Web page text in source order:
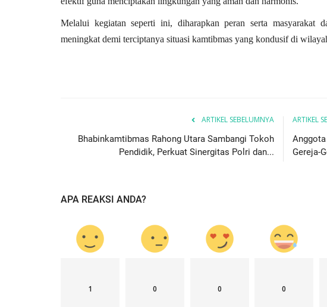
Melalui kegiatan seperti ini, diharapkan peran serta masyarakat
meningkat demi terciptanya situasi kamtibmas yang kondusif di
ARTIKEL SEBELUMNYA
Bhabinkamtibmas Rahong Utara Sambangi Tokoh
Pendidik, Perkuat Sinergitas Polri dan...
ARTIKEL
Gereja-
APA REAKSI ANDA?
1 0 0 0
Jurnal Kamtibmas